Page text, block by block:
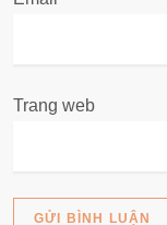
Trang web